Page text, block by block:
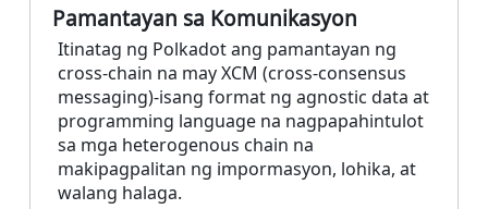
Pamantayan sa Komunikasyon
Itinatag ng Polkadot ang pamantayan ng
cross-chain na may XCM (cross-consensus
messaging)-isang format ng agnostic data at
programming language na nagpapahintulot
sa mga heterogenous chain na
makipagpalitan ng impormasyon, lohika, at
walang halaga.